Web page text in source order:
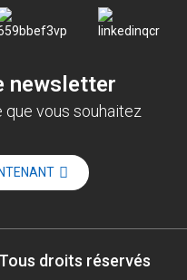
newsletter
que vous souhaitez
droits réservés